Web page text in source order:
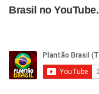
Brasil no YouTube.